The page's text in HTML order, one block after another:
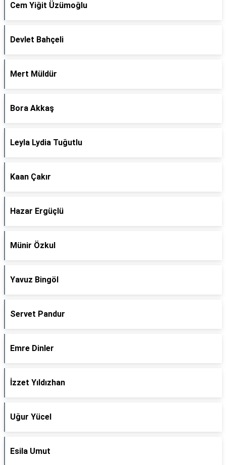
Cem Yiğit Üzümoğlu
Devlet Bahçeli
Mert Müldür
Bora Akkaş
Leyla Lydia Tuğutlu
Kaan Çakır
Hazar Ergüçlü
Münir Özkul
Yavuz Bingöl
Servet Pandur
Emre Dinler
İzzet Yıldızhan
Uğur Yücel
Esila Umut